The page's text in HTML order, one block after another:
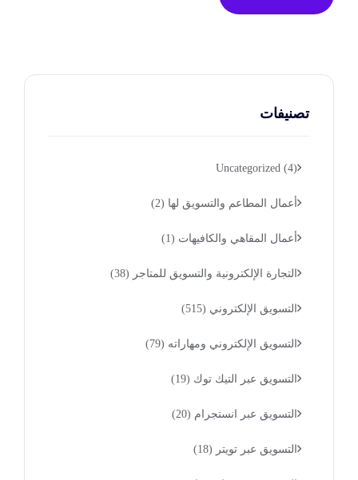
تصنيفات
Uncategorized (4)
أعمال المطاعم والتسويق لها (2)
أعمال المقاهي والكافيهات (1)
التجارة الإلكترونية والتسويق للمتاجر (38)
التسويق الإلكتروني (515)
التسويق الإلكتروني ومهاراته (79)
التسويق عبر التيك توك (19)
التسويق عبر انستجرام (20)
التسويق عبر تويتر (18)